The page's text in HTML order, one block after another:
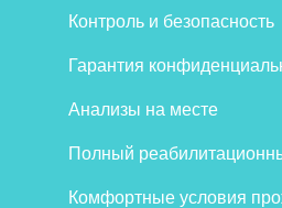
Контроль и безопасность
Гарантия
Анализы на месте
Полный
Комфортные условия